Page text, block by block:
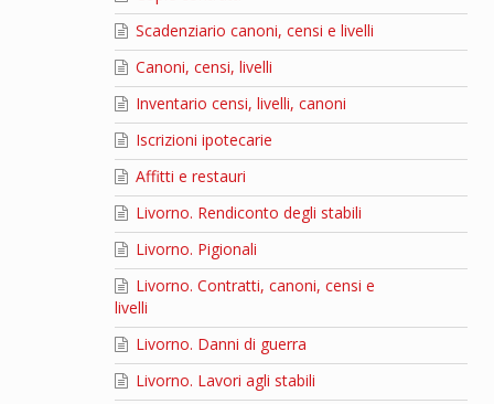
Scadenziario canoni, censi e livelli
Canoni, censi, livelli
Inventario censi, livelli, canoni
Iscrizioni ipotecarie
Affitti e restauri
Livorno. Rendiconto degli stabili
Livorno. Pigionali
Livorno. Contratti, canoni, censi e
livelli
Livorno. Danni di guerra
Livorno. Lavori agli stabili